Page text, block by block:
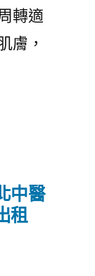
轉適
膚，
中醫
租